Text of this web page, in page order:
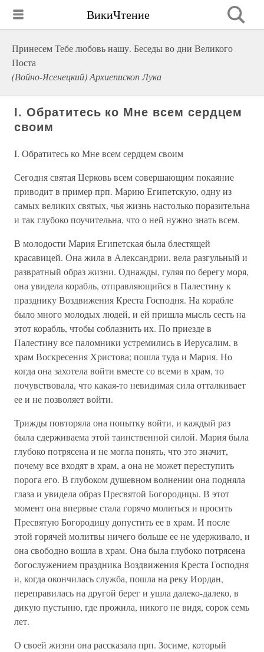
ВикиЧтение
Принесем Тебе любовь нашу. Беседы во дни Великого
Поста
(Войно-Ясенецкий) Архиепископ Лука
I. Обратитесь ко Мне всем сердцем
своим
I. Обратитесь ко Мне всем сердцем своим
Сегодня святая Церковь всем совершающим покаяние
приводит в пример прп. Марию Египетскую, одну из
самых великих святых, чья жизнь настолько поразительна
и так глубоко поучительна, что о ней нужно знать всем.
В молодости Мария Египетская была блестящей
красавицей. Она жила в Александрии, вела разгульный и
развратный образ жизни. Однажды, гуляя по берегу моря,
она увидела корабль, отправляющийся в Палестину к
празднику Воздвижения Креста Господня. На корабле
было много молодых людей, и ей пришла мысль сесть на
этот корабль, чтобы соблазнить их. По приезде в
Палестину все паломники устремились в Иерусалим, в
храм Воскресения Христова; пошла туда и Мария. Но
когда она захотела войти вместе со всеми в храм, то
почувствовала, что какая-то невидимая сила отталкивает
ее и не позволяет войти.
Трижды повторяла она попытку войти, и каждый раз
была сдерживаема этой таинственной силой. Мария была
глубоко потрясена и не могла понять, что это значит,
почему все входят в храм, а она не может переступить
порога его. В глубоком душевном волнении она подняла
глаза и увидела образ Пресвятой Богородицы. В этот
момент она впервые стала горячо молиться и просить
Пресвятую Богородицу допустить ее в храм. И после
этой горячей молитвы ничего больше ее не удерживало, и
она свободно вошла в храм. Она была глубоко потрясена
богослужением праздника Воздвижения Креста Господня
и, когда окончилась служба, пошла на реку Иордан,
переправилась на другой берег и ушла далеко-далеко, в
дикую пустыню, где прожила, никого не видя, сорок семь
лет.
О своей жизни она рассказала прп. Зосиме, который